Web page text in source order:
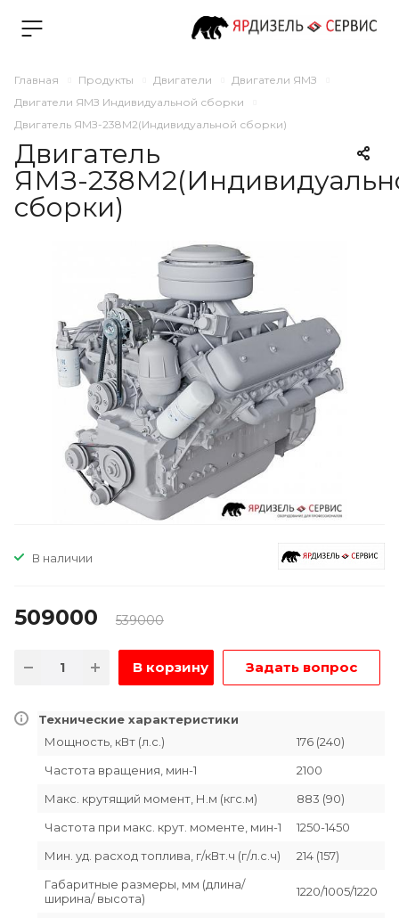
Главная Продукты Двигатели
Двигатели ЯМЗ
Двигатели ЯМЗ Индивидуальной сборки
Двигатель ЯМЗ-238М2(Индивидуальной сборки)
Двигатель
ЯМЗ-
сборки)
В наличии
509000 539000
В корзину Задать вопрос
Технические характеристики
Мощность, кВт (л.с.)
176 (240)
Частота вращения, мин-1
2100
Макс. крутящий момент, Н.м (кгс.м)
883 (90)
Частота при макс. крут. моменте, мин-1
1250-1450
Мин. уд. расход топлива, г/кВт.ч (г/л.с.ч)
214 (157)
Габаритные размеры, мм (длина/
ширина/ высота)
1220/1005/1220